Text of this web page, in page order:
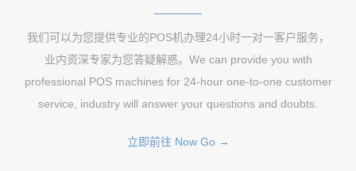
我们可以为您提供专业的POS机办理24小时一对一客户服务，
业内资深专家为您答疑解惑。We can provide you with
professional POS machines for 24-hour one-to-one customer
service, industry will answer your questions and doubts.
立即前往 Now Go →